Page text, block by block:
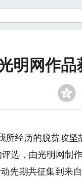
明网作品
所经历的脱贫攻坚
选，由光明网制
先期共征集到来